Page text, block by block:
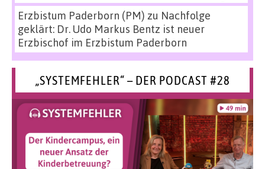
Erzbistum Paderborn (PM) zu Nachfolge
geklärt: Dr. Udo Markus Bentz ist neuer
Erzbischof im Erzbistum Paderborn
„SYSTEMFEHLER“ – DER PODCAST #28